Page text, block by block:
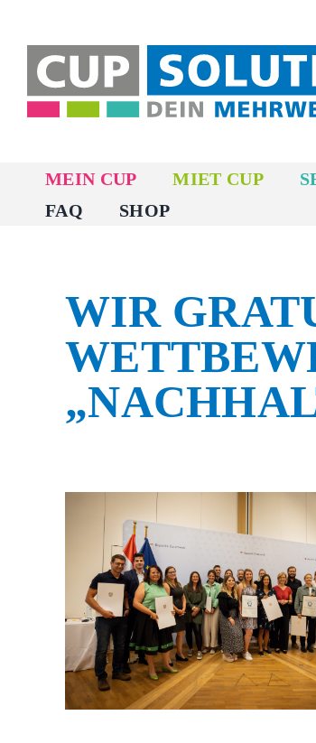
springen
MEIN CUP MIET CUP
FAQ
SHOP
WIR